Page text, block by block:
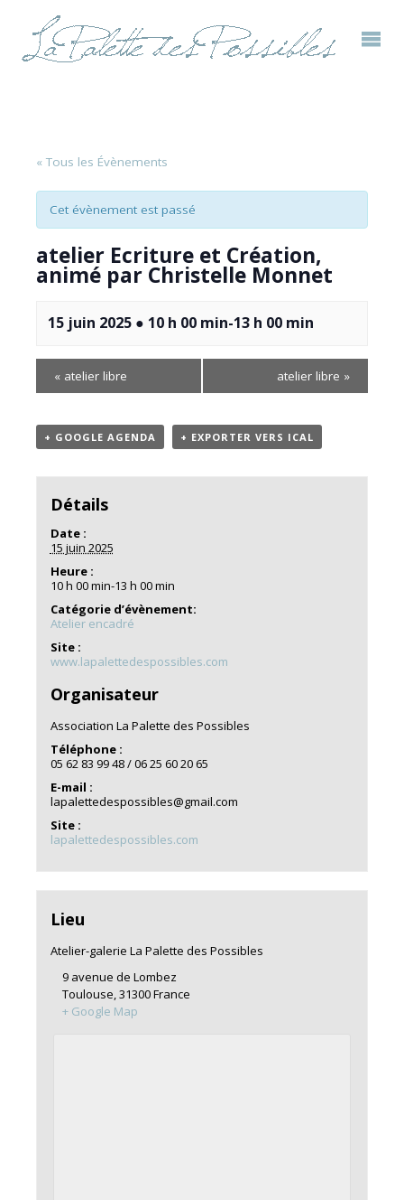
« Tous les Évènements
Cet évènement est passé
atelier Ecriture et Création,
animé par Christelle Monnet
15 juin 2025 ● 10 h 00 min-13 h 00 min
« atelier libre atelier libre »
+ GOOGLE AGENDA + EXPORTER VERS ICAL
Détails
Date :
15 juin 2025
Heure :
10 h 00 min-13 h 00 min
Catégorie d’évènement:
Atelier encadré
Site :
www.lapalettedespossibles.com
Organisateur
Association La Palette des Possibles
Téléphone :
05 62 83 99 48 / 06 25 60 20 65
E-mail :
lapalettedespossibles@gmail.com
Site :
lapalettedespossibles.com
Lieu
Atelier-galerie La Palette des Possibles
9 avenue de Lombez
Toulouse,31300France
+ Google Map